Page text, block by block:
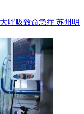
呼吸致命急症 苏州明